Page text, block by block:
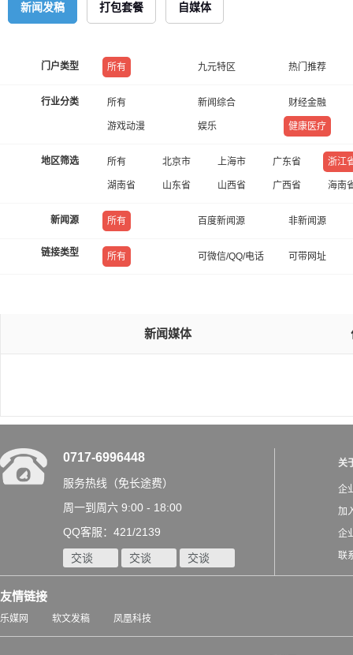
新闻发稿 打包套餐 自媒体
门户类型 所有 九元特区 热门推荐
行业分类 所有 新闻综合 财经金融
游戏动漫 娱乐 健康医疗
地区筛选 所有 北京市 上海市 广东省 浙江
湖南省 山东省 山西省 广西省 海南
新闻源 所有 百度新闻源 非新闻源
链接类型 所有 可微信/QQ/电话 可带网址
新闻媒体
0717-6996448
服务热线（免长途费）
周一到周六 9:00 - 18:00
QQ客服：421/2139
交谈 交谈 交谈
关
企
加
企
联
友情链接
乐媒网 软文发稿 凤凰科技